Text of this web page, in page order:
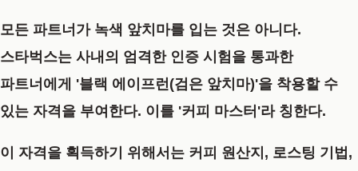
모든 파트너가 녹색 앞치마를 입는 것은 아니다.
스타벅스는 사내의 엄격한 인증 시험을 통과한
파트너에게 '블랙 에이프런(검은 앞치마)'을 착용할 수
있는 자격을 부여한다. 이를 '커피 마스터'라 칭한다.
이 자격을 획득하기 위해서는 커피 원산지, 로스팅 기법,